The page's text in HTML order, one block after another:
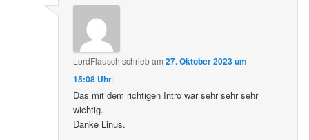
LordFlausch schriebam27. Oktober 2023 um
15:08 Uhr:
Das mit dem richtigen Intro war sehr sehr sehr
wichtig.
Danke Linus.